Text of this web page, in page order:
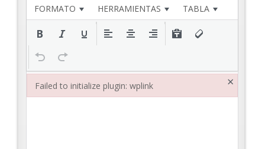
FORMATO
HERRAMIENTAS TABLA
Failed to initialize plugin: wplink ×
Failed to initialize plugin: wplink